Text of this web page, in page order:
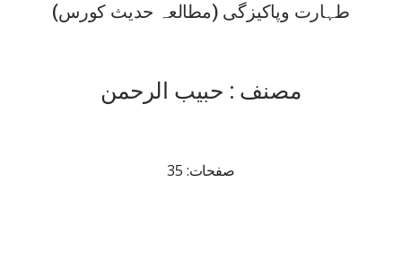
طہارت وپاکیزگی (مطالعہ حدیث کورس)
مصنف : حبیب الرحمن
صفحات: 35